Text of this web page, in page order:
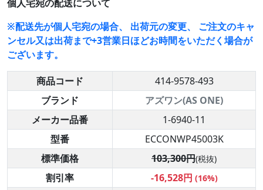
個人宅宛の配送について
※配送先が個人宅宛の場合、 出荷元の変更、 ご注文のキャ
ンセル又は出荷まで+3営業日ほどお時間をいただく場合が
ございます。
商品コード
414-9578-493
ブランド
アズワン(AS ONE)
メーカー品番
1-6940-11
型番
ECCONWP45003K
標準価格
103,300円(税抜)
割引率 -16,528円 (16%)